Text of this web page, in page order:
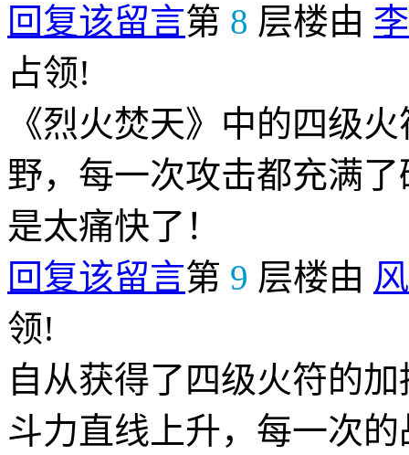
回复该留言第 8 层楼由
占领!
《烈火焚天》中的四级
野，每一次攻击都充满
是太痛快了！
回复该留言第 9 层楼由
领!
自从获得了四级火符的
斗力直线上升，每一次